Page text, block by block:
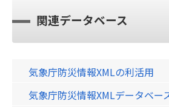
関連データベース
気象庁防災情報XMLの利活用
気象庁防災情報XMLデータベー